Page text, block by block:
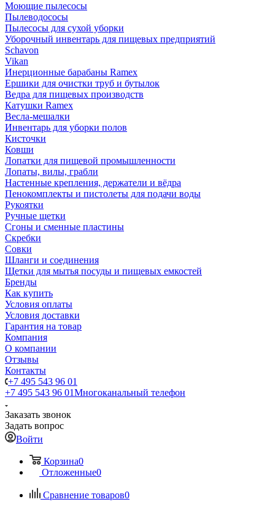
Моющие пылесосы
Пылеводососы
Пылесосы для сухой уборки
Уборочный инвентарь для пищевых предприятий
Schavon
Vikan
Инерционные барабаны Ramex
Ершики для очистки труб и бутылок
Ведра для пищевых производств
Катушки Ramex
Весла-мешалки
Инвентарь для уборки полов
Кисточки
Ковши
Лопатки для пищевой промышленности
Лопаты, вилы, грабли
Настенные крепления, держатели и вёдра
Пенокомплекты и пистолеты для подачи воды
Рукоятки
Ручные щетки
Сгоны и сменные пластины
Скребки
Совки
Шланги и соединения
Щетки для мытья посуды и пищевых емкостей
Бренды
Как купить
Условия оплаты
Условия доставки
Гарантия на товар
Компания
О компании
Отзывы
Контакты
+7 495 543 96 01
+7 495 543 96 01Многоканальный телефон
Заказать звонок
Задать вопрос
Войти
Корзина0
Отложенные0
Сравнение товаров0